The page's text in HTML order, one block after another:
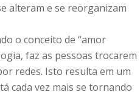
alteram e se reorganizam
o conceito de “amor
faz as pessoas trocarem
redes. Isto resulta em um
cada vez mais se tornando